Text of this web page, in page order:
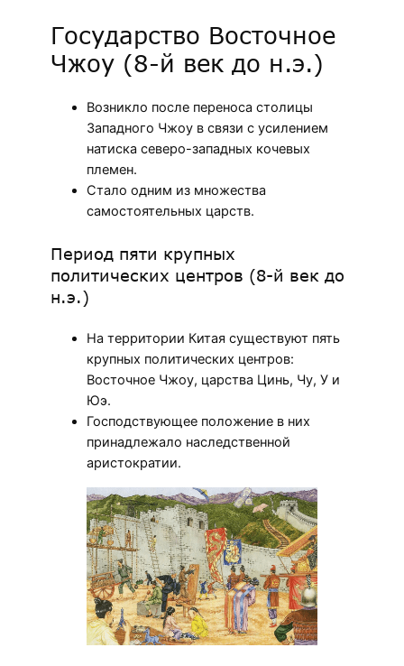
Государство Восточное
Чжоу (8-й век до н.э.)
Возникло после переноса столицы
Западного Чжоу в связи с усилением
натиска северо-западных кочевых
племен.
Стало одним из множества
самостоятельных царств.
Период пяти крупных
политических центров (8-й век до
н.э.)
На территории Китая существуют пять
крупных политических центров:
Восточное Чжоу, царства Цинь, Чу, У и
Юэ.
Господствующее положение в них
принадлежало наследственной
аристократии.